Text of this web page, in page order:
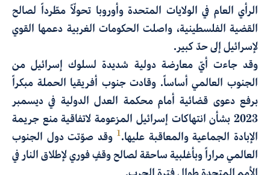
الرأي العام في الولايات المتحدة وأوروبا تحولّاً مطّرداً لصالح
القضية الفلسطينية، واصلت الحكومات الغربية دعمها القوي
لإسرائيل إلى حدّ كبير.
وقد جاءت أيّ معارضة دولية شديدة لسلوك إسرائيل من
الجنوب العالمي أساساً. وقادت جنوب أفريقيا الحملة مبكراً
برفع دعوى قضائية أمام محكمة العدل الدولية في ديسمبر
2023 بشأن انتهاكات إسرائيل المزعومة لاتفاقية منع جريمة
الإبادة الجماعية والمعاقبة عليها.1 وقد صوّتت دول الجنوب
العالمي مراراً وبأغلبية ساحقة لصالح وقفٍ فوري لإطلاق النار في